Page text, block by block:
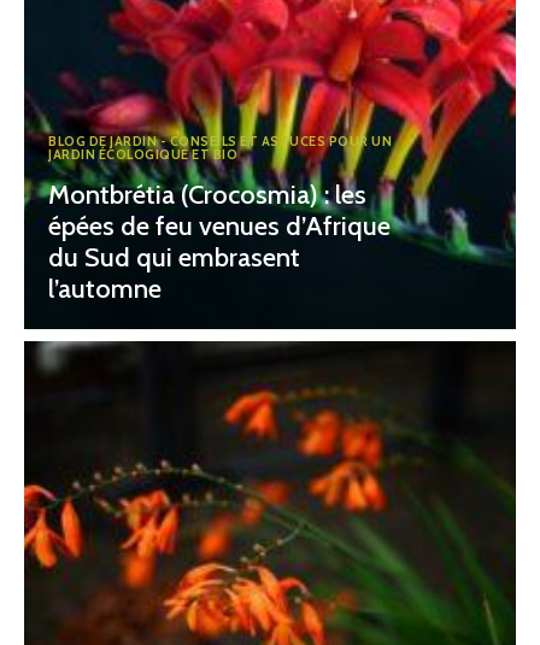
BLOG DE JARDIN - CONSEILS ET ASTUCES POUR UN
JARDIN ÉCOLOGIQUE ET BIO
Montbrétia (Crocosmia) : les
épées de feu venues d’Afrique
du Sud qui embrasent
l’automne